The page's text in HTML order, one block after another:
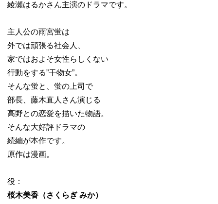
綾瀬はるかさん主演のドラマです。
主人公の雨宮蛍は
外では頑張る社会人、
家ではおよそ女性らしくない
行動をする”干物女”。
そんな蛍と、蛍の上司で
部長、藤木直人さん演じる
高野との恋愛を描いた物語。
そんな大好評ドラマの
続編が本作です。
原作は漫画。
役：
桜木美香（さくらぎ みか）